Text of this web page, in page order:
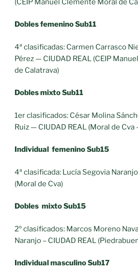
(CEIP Manuel Clemente Moral de
Dobles femenino Sub11
4ª clasificadas: Carmen Carrasco
Pérez — CIUDAD REAL (CEIP
de Calatrava)
Dobles mixto Sub11
1er clasificados: César Molina
Ruiz — CIUDAD REAL (Moral de Cva
Individual femenino Sub15
4ª clasificada: Lucía Segovia
(Moral de Cva)
Dobles mixto Sub15
2º clasificados: Marcos Moreno
Naranjo – CIUDAD REAL
Individual masculino Sub17